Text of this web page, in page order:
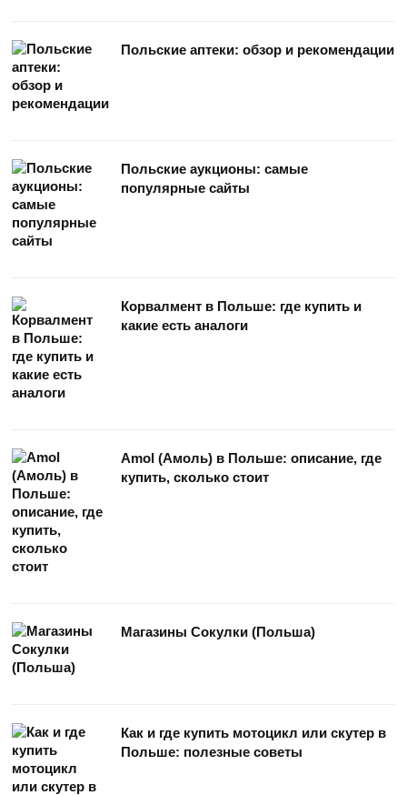
Польские аптеки: обзор и рекомендации
Польские аукционы: самые
популярные сайты
Корвалмент в Польше: где купить и
какие есть аналоги
Amol (Амоль) в Польше: описание, где
купить, сколько стоит
Магазины Сокулки (Польша)
Как и где купить мотоцикл или скутер в
Польше: полезные советы